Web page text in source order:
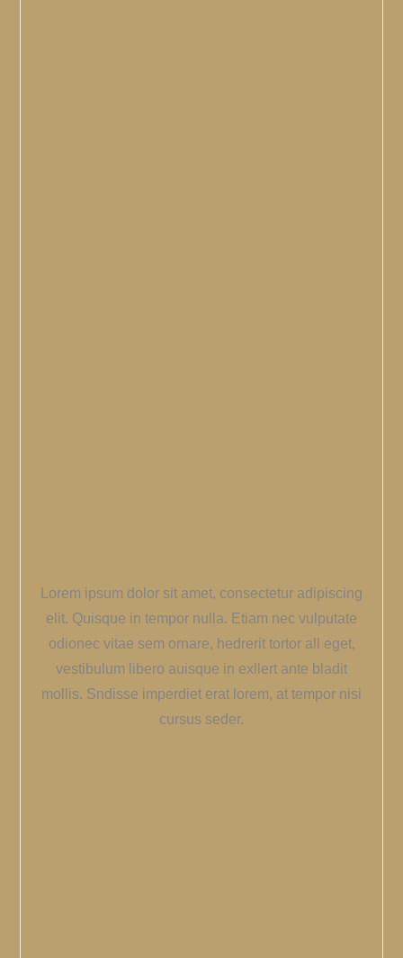
Lorem ipsum dolor sit amet, consectetur adipiscing
elit. Quisque in tempor nulla. Etiam nec vulputate
odionec vitae sem ornare, hedrerit tortor all eget,
vestibulum libero auisque in exllert ante bladit
mollis. Sndisse imperdiet erat lorem, at tempor nisi
cursus seder.